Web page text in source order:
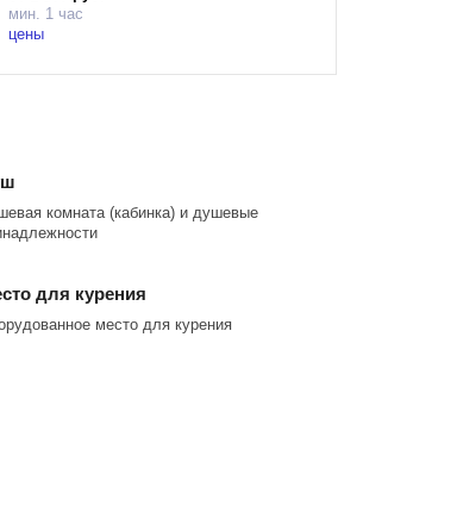
мин. 1 час
цены
комната (кабинка) и душевые
для курения
место для курения